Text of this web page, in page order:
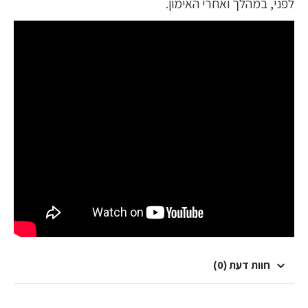
לפני, במהלך ואחרי האימון.
חוות דעת (0)